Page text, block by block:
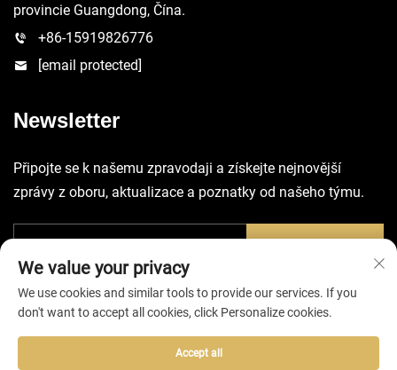
provincie Guangdong, Čína.
+86-15919826776
[email protected]
Newsletter
Připojte se k našemu zpravodaji a získejte nejnovější
zprávy z oboru, aktualizace a poznatky od našeho týmu.
We value your privacy
We use cookies and similar tools to provide our services. If you
don't want to accept all cookies, click Personalize cookies.
Accept all